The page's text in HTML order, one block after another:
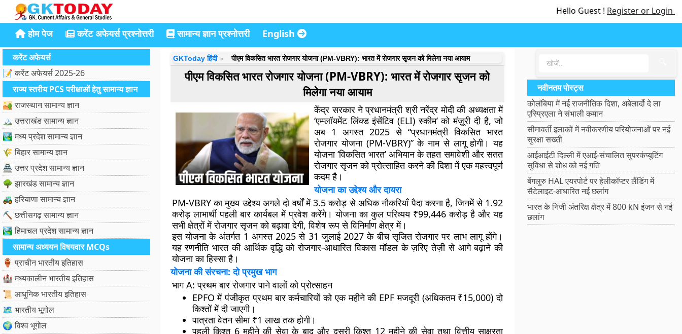
Hello Guest ! Register or Login
होम पेज करेंट अफेयर्स प्रश्नोत्तरी सामान्य ज्ञान प्रश्नोत्तरी English
करेंट अफेयर्स
📝 करेंट अफेयर्स 2025-26
राज्य स्तरीय PCS परीक्षाओं हेतु सामान्य ज्ञान
🏜️ राजस्थान सामान्य ज्ञान
🏔️ उत्तराखंड सामान्य ज्ञान
🏞️ मध्य प्रदेश सामान्य ज्ञान
🌾 बिहार सामान्य ज्ञान
🏯 उत्तर प्रदेश सामान्य ज्ञान
🌳 झारखंड सामान्य ज्ञान
🚜 हरियाणा सामान्य ज्ञान
⛏️ छत्तीसगढ़ सामान्य ज्ञान
🏞️ हिमाचल प्रदेश सामान्य ज्ञान
सामान्य अध्ययन विषयवार MCQs
🏺 प्राचीन भारतीय इतिहास
🏰 मध्यकालीन भारतीय इतिहास
📜 आधुनिक भारतीय इतिहास
🗺️ भारतीय भूगोल
🌍 विश्व भूगोल
GKToday हिंदी पीएम विकसित भारत रोजगार योजना (PM-VBRY): भारत में रोजगार सृजन को मिलेगा नया आयाम
पीएम विकसित भारत रोजगार योजना (PM-VBRY): भारत में रोजगार सृजन को
मिलेगा नया आयाम
केंद्र सरकार ने प्रधानमंत्री श्री नरेंद्र मोदी की अध्यक्षता में
‘एम्प्लॉयमेंट लिंक्ड इंसेंटिव (ELI) स्कीम’ को मंज़ूरी दी है, जो
अब 1 अगस्त 2025 से “प्रधानमंत्री विकसित भारत
रोजगार योजना (PM-VBRY)” के नाम से लागू होगी। यह
योजना ‘विकसित भारत’ अभियान के तहत समावेशी और सतत
रोजगार सृजन को प्रोत्साहित करने की दिशा में एक महत्त्वपूर्ण
कदम है।
योजना का उद्देश्य और दायरा
PM-VBRY का मुख्य उद्देश्य अगले दो वर्षों में 3.5 करोड़ से अधिक नौकरियाँ पैदा करना है, जिनमें से 1.92
करोड़ लाभार्थी पहली बार कार्यबल में प्रवेश करेंगे। योजना का कुल परिव्यय ₹99,446 करोड़ है और यह
सभी क्षेत्रों में रोजगार सृजन को बढ़ावा देगी, विशेष रूप से विनिर्माण क्षेत्र में।
इस योजना के अंतर्गत 1 अगस्त 2025 से 31 जुलाई 2027 के बीच सृजित रोजगार पर लाभ लागू होंगे।
यह रणनीति भारत की आर्थिक वृद्धि को रोजगार-आधारित विकास मॉडल के ज़रिए तेज़ी से आगे बढ़ाने की
योजना का हिस्सा है।
योजना की संरचना: दो प्रमुख भाग
भाग A: प्रथम बार रोजगार पाने वालों को प्रोत्साहन
EPFO में पंजीकृत प्रथम बार कर्मचारियों को एक महीने की EPF मजदूरी (अधिकतम ₹15,000) दो
किश्तों में दी जाएगी।
पात्रता वेतन सीमा ₹1 लाख तक होगी।
पहली किश्त 6 महीने की सेवा के बाद और दूसरी किश्त 12 महीने की सेवा तथा वित्तीय साक्षरता
नवीनतम पोस्ट्स
कोलंबिया में नई राजनीतिक दिशा, अबेलार्दो दे ला
एस्प्रिएला ने संभाली कमान
सीमावर्ती इलाकों में नवीकरणीय परियोजनाओं पर नई
सुरक्षा सख्ती
आईआईटी दिल्ली में एआई-संचालित सुपरकंप्यूटिंग
सुविधा से शोध को नई गति
बेंगलुरु HAL एयरपोर्ट पर हेलीकॉप्टर लैंडिंग में
सैटेलाइट-आधारित नई छलांग
भारत के निजी अंतरिक्ष क्षेत्र में 800 kN इंजन से नई
छलांग